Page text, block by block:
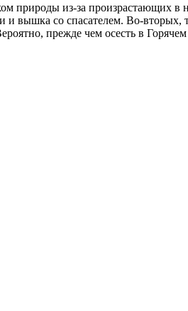
природы из-за произрастающих
и вышка со спасателем. Во-
прежде чем осесть в